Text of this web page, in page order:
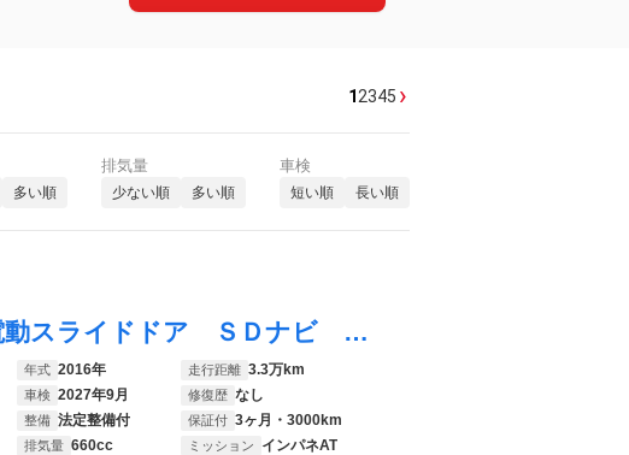
12345 ›
多い順
排気量
少ない順 多い順
車検
短い順 長い順
スペーシアカスタム ＧＳターボ 電動スライドドア ＳＤナビ 衝突被害軽減システム 禁煙車 ドラレコ スマートキー ＨＩＤヘッド ビルトインＥＴＣ クルコン 車線逸脱警報 オートライト オートエアコン Ｂｌｕｅｔｏｏｔｈ ＣＤ
年式 2016年 走行距離 3.3万km
車検 2027年9月 修復歴 なし
整備 法定整備付 保証付 3ヶ月・3000km
排気量 660cc ミッション インパネAT